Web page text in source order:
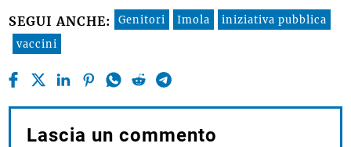
SEGUI ANCHE: Genitori Imola
iniziativa pubblica
vaccini
Lascia un commento